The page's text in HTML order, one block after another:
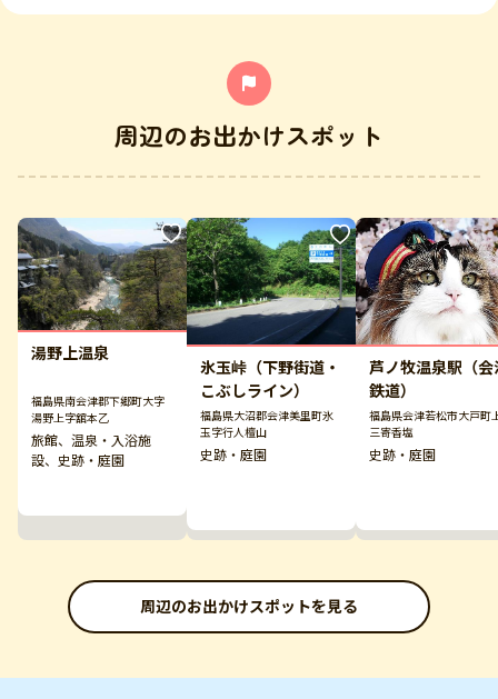
周辺のお出かけスポット
湯野上温泉
福島県南会津郡下郷町大字
湯野上字舘本乙
旅館、温泉・入浴施
設、史跡・庭園
氷玉峠（下野街道・
こぶしライン）
福島県大沼郡会津美里町氷
玉字行人檀山
史跡・庭園
芦ノ牧温泉駅（会
鉄道）
福島県会津若松市大戸町
三寄香塩
史跡・庭園
周辺のお出かけスポットを見る